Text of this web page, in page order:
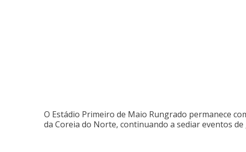
O Estádio Primeiro de Maio Rungrado permanece
da Coreia do Norte, continuando a sediar eventos